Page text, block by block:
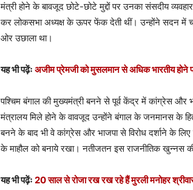
मंत्री होने के बावजूद छोटे-छोटे मुद्दों पर उनका संसदीय
कर लोकसभा अध्यक्ष के ऊपर फेंक देती थीं। उन्होंने सदन में
ओर उछाला था।
यह भी पढ़ेंः अजीम प्रेमजी को मुसलमान से अधिक भारतीय होने
पश्चिम बंगाल की मुख्यमंत्री बनने से पूर्व केंद्र में कांग्रेस और
मंत्रालय मिले होने के वावजूद उन्होंने बंगाल के जनमानस के
बनने के बाद भी वे कांग्रेस और भाजपा से विरोध दर्शाने के
के माहौल को बनाये रखा। नतीजतन इस राजनीतिक खुन्नस
यह भी पढ़ेंः 20 साल से रोजा रख रख रहे हैं मुरली मनोहर